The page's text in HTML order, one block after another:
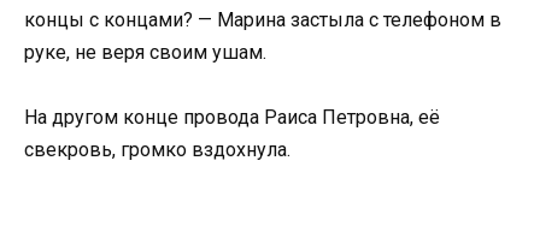
концы с концами? — Марина застыла с телефоном в
руке, не веря своим ушам.
На другом конце провода Раиса Петровна, её
свекровь, громко вздохнула.